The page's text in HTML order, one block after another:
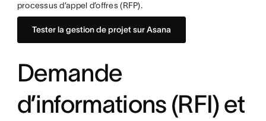
processus d’appel d’offres (RFP).
Tester la gestion de projet sur Asana
Demande
d’informations (RFI) et